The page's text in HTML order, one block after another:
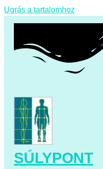
Ugrás a tartalomhoz
SÚLYPONT